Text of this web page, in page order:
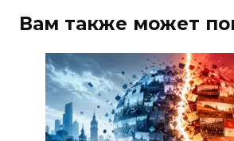
Вам также может